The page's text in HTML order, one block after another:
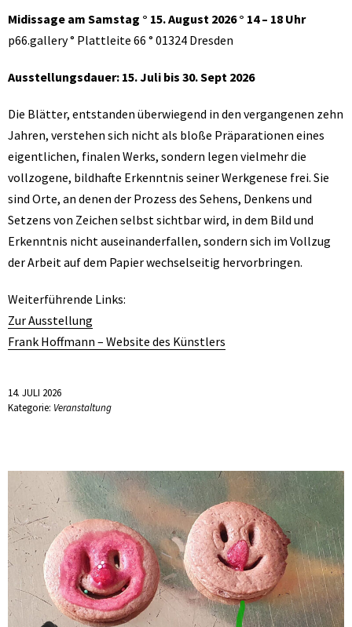
Midissage am Samstag ° 15. August 2026 ° 14 – 18 Uhr
p66.gallery ° Plattleite 66 ° 01324 Dresden
Ausstellungsdauer: 15. Juli bis 30. Sept 2026
Die Blätter, entstanden überwiegend in den vergangenen zehn
Jahren, verstehen sich nicht als bloße Präparationen eines
eigentlichen, finalen Werks, sondern legen vielmehr die
vollzogene, bildhafte Erkenntnis seiner Werkgenese frei. Sie
sind Orte, an denen der Prozess des Sehens, Denkens und
Setzens von Zeichen selbst sichtbar wird, in dem Bild und
Erkenntnis nicht auseinanderfallen, sondern sich im Vollzug
der Arbeit auf dem Papier wechselseitig hervorbringen.
Weiterführende Links:
Zur Ausstellung
Frank Hoffmann – Website des Künstlers
14. JULI 2026
Kategorie: Veranstaltung